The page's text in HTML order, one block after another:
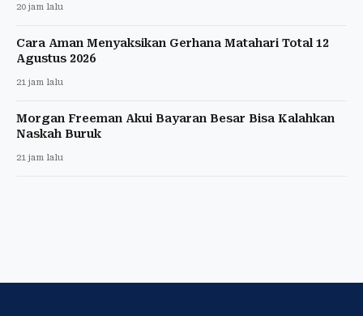
20 jam lalu
Cara Aman Menyaksikan Gerhana Matahari Total 12
Agustus 2026
21 jam lalu
Morgan Freeman Akui Bayaran Besar Bisa Kalahkan
Naskah Buruk
21 jam lalu